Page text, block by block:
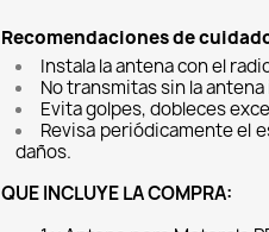
Recomendaciones de
Instala la antena con el
No transmitas sin la
Evita golpes, dobleces
Revisa periódicamente el
daños.
QUE INCLUYE LA COMPRA: